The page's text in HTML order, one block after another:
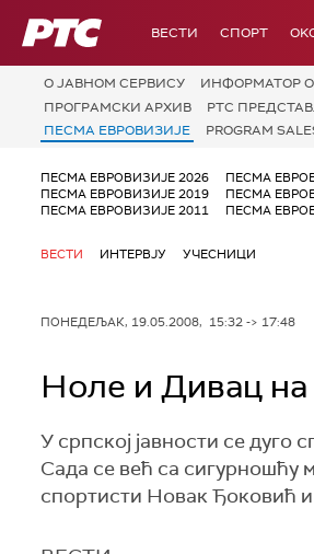
РТС ВЕСТИ СПОРТ
О JАВНОМ СЕРВИСУ ИНФОРМАТОР О
ПРОГРАМСКИ АРХИВ
РТС
ПЕСМА ЕВРОВИЗИЈЕ
PROGRAM
ПЕСМА ЕВРОВИЗИЈЕ 2026 ПЕСМА
ПЕСМА ЕВРОВИЗИЈЕ 2019
ПЕСМА
ПЕСМА ЕВРОВИЗИЈЕ 2011
ПЕСМА
ВЕСТИ ИНТЕРВЈУ УЧЕСНИЦИ
ПОНЕДЕЉАК, 19.05.2008, 15:32 -> 17:48
Ноле и Дивац
У српској јавности се дуго
Сада се већ са сигурношћу
спортисти Новак Ђоковић